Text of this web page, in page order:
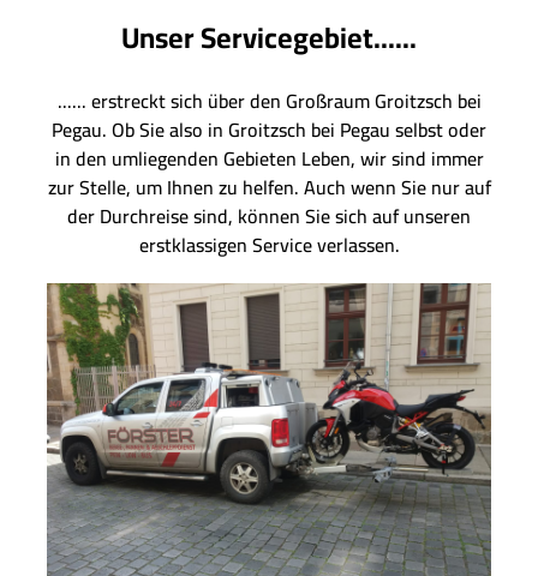
Unser Servicegebiet......
...... erstreckt sich über den Großraum Groitzsch bei
Pegau. Ob Sie also in Groitzsch bei Pegau selbst oder
in den umliegenden Gebieten Leben, wir sind immer
zur Stelle, um Ihnen zu helfen. Auch wenn Sie nur auf
der Durchreise sind, können Sie sich auf unseren
erstklassigen Service verlassen.